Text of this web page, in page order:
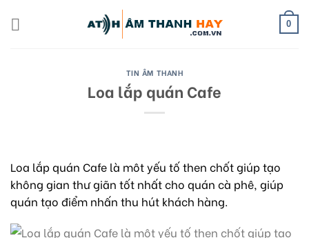
0
TIN ÂM THANH
Loa lắp quán Cafe
Loa lắp quán Cafe là môt yếu tố then chốt giúp tạo
không gian thư giãn tốt nhất cho quán cà phê, giúp
quán tạo điểm nhấn thu hút khách hàng.